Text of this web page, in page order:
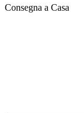
Consegna a Casa